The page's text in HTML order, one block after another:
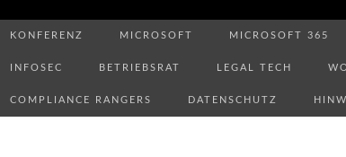
KONFERENZ MICROSOFT MICROSOFT 365
INFOSEC BETRIEBSRAT LEGAL TECH
COMPLIANCE RANGERS DATENSCHUTZ